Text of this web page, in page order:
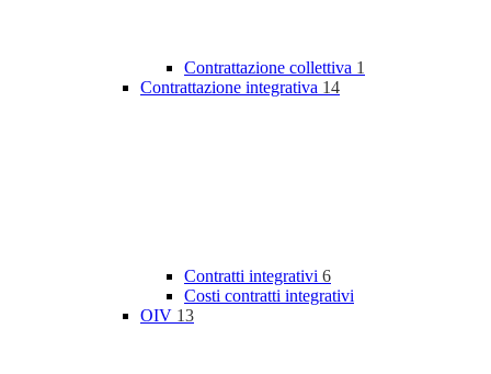
Contrattazione collettiva 1
Contrattazione integrativa 14
Contratti integrativi 6
Costi contratti integrativi
OIV 13